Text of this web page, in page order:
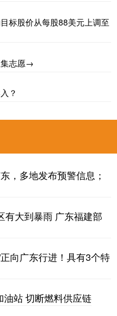
标股价从每股88美元上调至
集志愿→
？
，多地发布预警信息；
有大到暴雨 广东福建部
向广东行进！具有3个特
站 切断燃料供应链